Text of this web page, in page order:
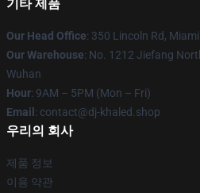
기타 제품
Our Head Office: 350 Lincoln Rd,
Our Warehouse: No. 1212 Jiefang
Wuhan
Hour: 9AM – 5PM (Mon – Fri)
Email : contact@dj-khaled.shop
우리의 회사
제품 정보
이용 약관